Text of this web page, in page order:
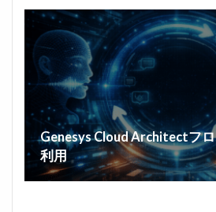
Genesys Cloud Architectフ
利用